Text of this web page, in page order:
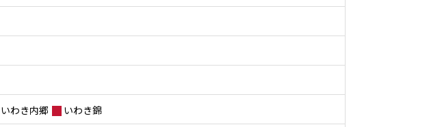
いわき内郷 いわき錦